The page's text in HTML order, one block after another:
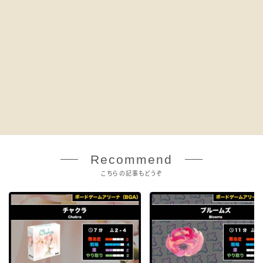
Recommend
こちらの記事もどうぞ